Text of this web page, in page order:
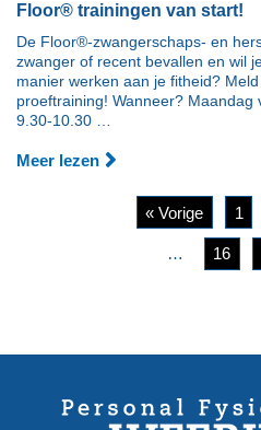
Floor® trainingen van start!
De Floor®-zwangerschaps- en
zwanger of recent bevallen en wil
manier werken aan je fitheid?
proeftraining! Wanneer?
9.30-10.30 …
Meer lezen
« Vorige 1
… 16